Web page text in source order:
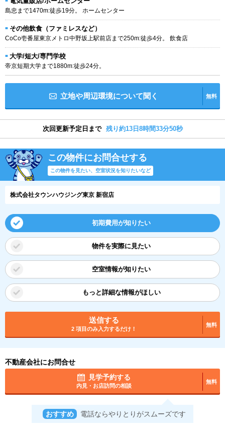
島忠まで1470m:徒歩19分。 ホームセンター
その他飲食（ファミレスなど）
CoCo壱番屋東京メトロ中野坂上駅前店まで250m:徒歩4分。 飲食店
大学/短大/専門学校
帝京短期大学まで1880m:徒歩24分。
立地や周辺環境について聞く 無料
次回更新予定日まで 残り約13日8時間33分49秒
この物件にお問合せする
この物件を見たい、空室状況を知りたいなど
株式会社タウンハウジング東京 新宿店
初期費用が知りたい
物件を実際に見たい
空室情報が知りたい
もっと詳細な情報がほしい
送信する
2 項目のみ入力するだけ！
無料
不動産会社にお問合せ
見学予約する
内見・お店訪問の相談
無料
おすすめ 電話ならやりとりがスムーズです